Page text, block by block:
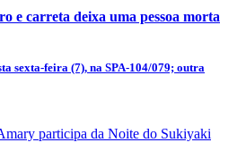
e carreta deixa uma pessoa morta
sexta-feira (7), na SPA-104/079; outra